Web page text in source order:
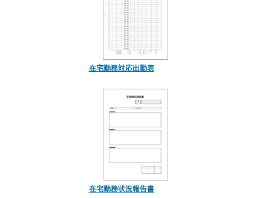
在宅勤務対応出勤表
在宅勤務状況報告書